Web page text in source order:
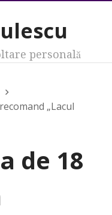
personală
„Lacul
de 18